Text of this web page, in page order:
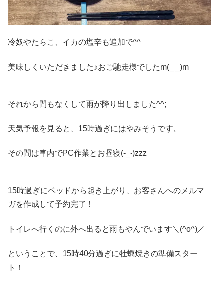
冷奴やたらこ、イカの塩辛も追加で^^
美味しくいただきました♪おご馳走様でしたm(_ _)m
それから間もなくして雨が降り出しました^^;
天気予報を見ると、15時過ぎにはやみそうです。
その間は車内でPC作業とお昼寝(-_-)zzz
15時過ぎにベッドから起き上がり、お客さんへのメルマ
ガを作成して予約完了！
トイレへ行くのに外へ出ると雨もやんでいます＼(^o^)／
ということで、15時40分過ぎに牡蠣焼きの準備スター
ト！